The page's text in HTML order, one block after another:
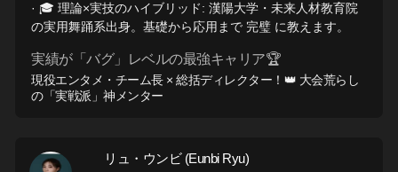
· 🎓 理論×実技のハイブリッド: 漢陽大学・未来人材教育院
の実用舞踊系出身。基礎から応用まで 完璧 に教えます。
実績が「バグ」レベルの最強キャリア🏆
現役エンタメ・チーム長 × 総括ディレクター！👑 大会荒らし
の「実戦派」神メンター
リュ・ウンビ (Eunbi Ryu)